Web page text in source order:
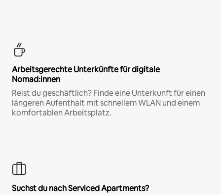
Arbeitsgerechte Unterkünfte für digitale
Nomad:innen
Reist du geschäftlich? Finde eine Unterkunft für einen
längeren Aufenthalt mit schnellem WLAN und einem
komfortablen Arbeitsplatz.
Suchst du nach Serviced Apartments?